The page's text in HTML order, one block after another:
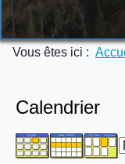
Vous êtes ici :
Calendrier